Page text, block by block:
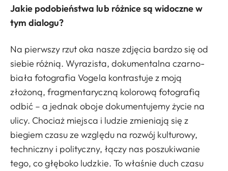
Jakie podobieństwa lub różnice są widoczne w
tym dialogu?
Na pierwszy rzut oka nasze zdjęcia bardzo się od
siebie różnią. Wyrazista, dokumentalna czarno-
biała fotografia Vogela kontrastuje z moją
złożoną, fragmentaryczną kolorową fotografią
odbić – a jednak oboje dokumentujemy życie na
ulicy. Chociaż miejsca i ludzie zmieniają się z
biegiem czasu ze względu na rozwój kulturowy,
techniczny i polityczny, łączy nas poszukiwanie
tego, co głęboko ludzkie. To właśnie duch czasu